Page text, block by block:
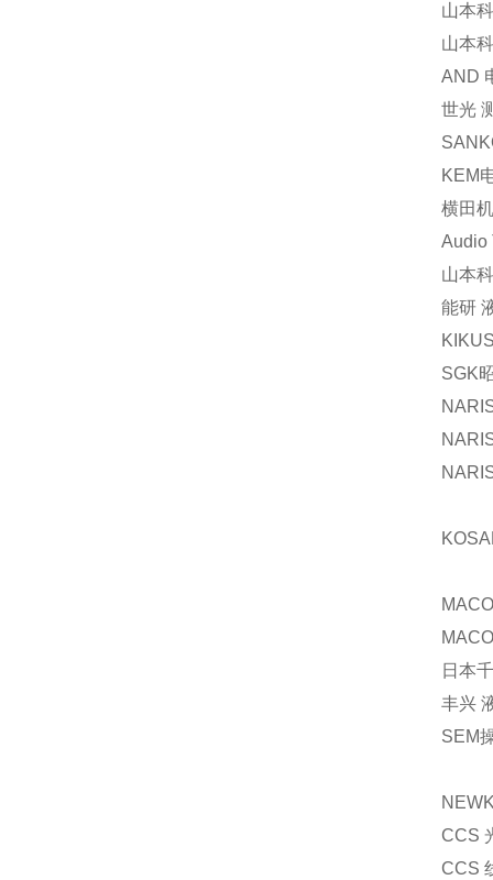
山本
山本
AND
世光
KEM
横田
Audio
山本
能研
SGK
日本
丰兴
SEM
CCS
CCS